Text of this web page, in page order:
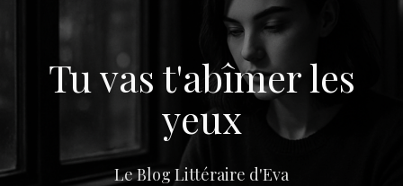
e
Tu vas t'abîmer les
yeux
Le Blog Littéraire d'Eva